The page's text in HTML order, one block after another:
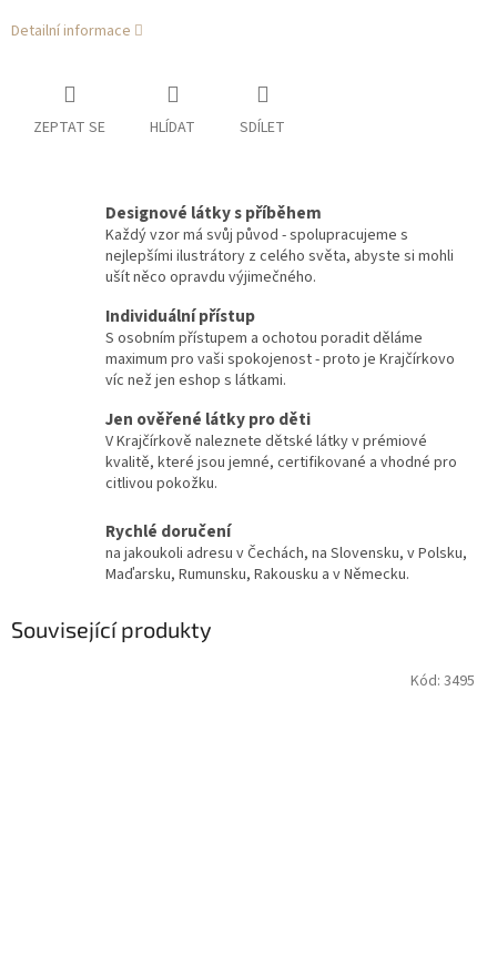
Detailní informace
ZEPTAT SE HLÍDAT SDÍLET
Designové látky s příběhem
Každý vzor má svůj původ - spolupracujeme s
nejlepšími ilustrátory z celého světa, abyste si mohli
ušít něco opravdu výjimečného.
Individuální přístup
S osobním přístupem a ochotou poradit děláme
maximum pro vaši spokojenost - proto je Krajčírkovo
víc než jen eshop s látkami.
Jen ověřené látky pro děti
V Krajčírkově naleznete dětské látky v prémiové
kvalitě, které jsou jemné, certifikované a vhodné pro
citlivou pokožku.
Rychlé doručení
na jakoukoli adresu v Čechách, na Slovensku, v Polsku,
Maďarsku, Rumunsku, Rakousku a v Německu.
Související produkty
Kód: 3495